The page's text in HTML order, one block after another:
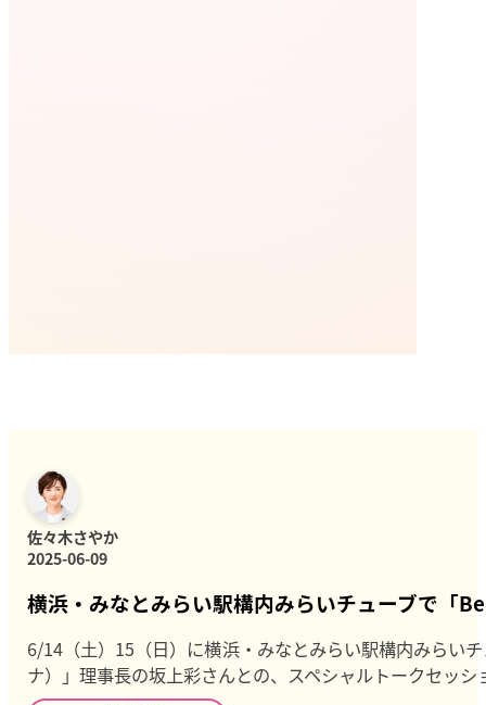
佐々木さやか
2025-06-09
横浜・みなとみらい駅構内みらいチューブで「
6/14（土）15（日）に横浜・みなとみらい駅構内みらい
ナ）」理事長の坂上彩さんとの、スペシャルトークセッ